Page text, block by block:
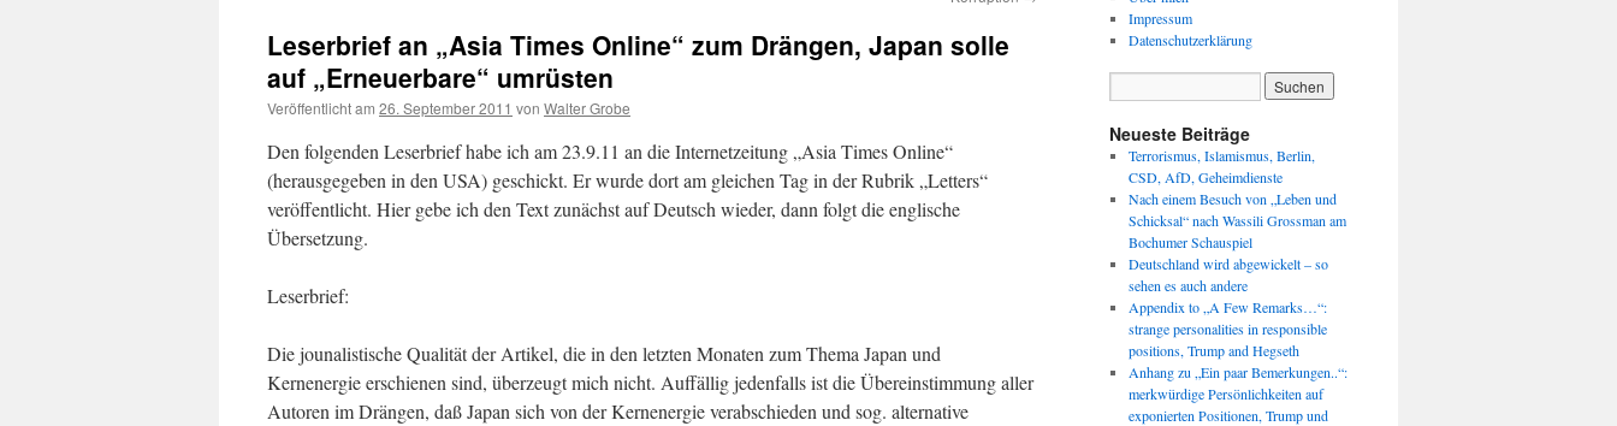
Leserbrief an „Asia Times Online“ zum Drängen, Japan solle
auf „Erneuerbare“ umrüsten
Veröffentlicht am 26. September 2011 von Walter Grobe
Den folgenden Leserbrief habe ich am 23.9.11 an die Internetzeitung „Asia Times Online“
(herausgegeben in den USA) geschickt. Er wurde dort am gleichen Tag in der Rubrik „Letters“
veröffentlicht. Hier gebe ich den Text zunächst auf Deutsch wieder, dann folgt die englische
Übersetzung.
Leserbrief:
Die jounalistische Qualität der Artikel, die in den letzten Monaten zum Thema Japan und
Kernenergie erschienen sind, überzeugt mich nicht. Auffällig jedenfalls ist die Übereinstimmung aller
Autoren im Drängen, daß Japan sich von der Kernenergie verabschieden und sog. alternative
Impressum
Datenschutzerklärung
Neueste Beiträge
Terrorismus, Islamismus, Berlin,
CSD, AfD, Geheimdienste
Nach einem Besuch von „Leben und
Schicksal“ nach Wassili Grossman am
Bochumer Schauspiel
Deutschland wird abgewickelt – so
sehen es auch andere
Appendix to „A Few Remarks…“:
strange personalities in responsible
positions, Trump and Hegseth
Anhang zu „Ein paar Bemerkungen..“:
merkwürdige Persönlichkeiten auf
exponierten Positionen, Trump und